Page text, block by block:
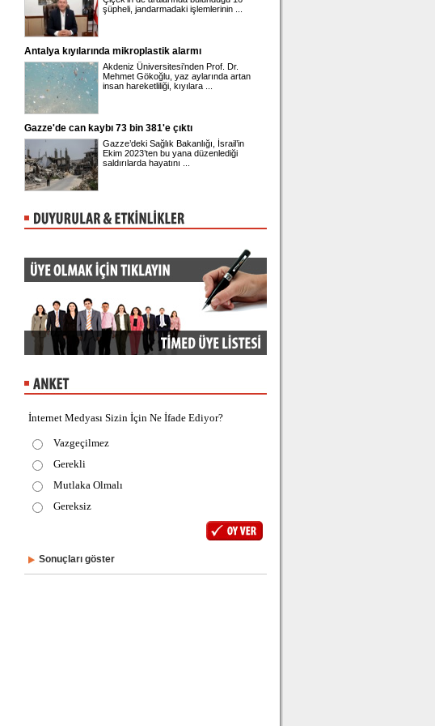
şüpheli, jandarmadaki işlemlerinin ...
Antalya kıyılarında mikroplastik alarmı
Akdeniz Üniversitesi’nden Prof. Dr.
Mehmet Gökoğlu, yaz aylarında artan
insan hareketliliği, kıyılara ...
Gazze'de can kaybı 73 bin 381'e çıktı
Gazze’deki Sağlık Bakanlığı, İsrail’in
Ekim 2023’ten bu yana düzenlediği
saldırılarda hayatını ...
İnternet Medyası Sizin İçin Ne İfade Ediyor?
Vazgeçilmez
Gerekli
Mutlaka Olmalı
Gereksiz
Sonuçları göster